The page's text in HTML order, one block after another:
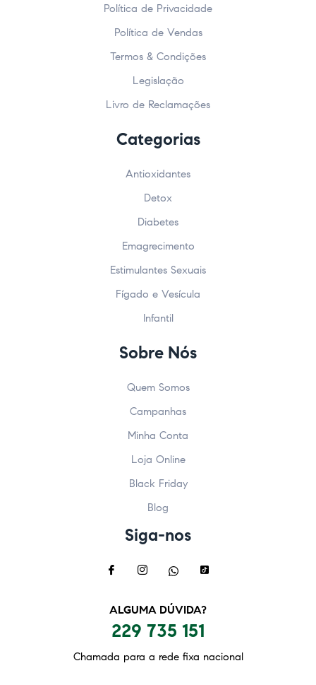
Política de Privacidade
Política de Vendas
Termos & Condições
Legislação
Livro de Reclamações
Categorias
Antioxidantes
Detox
Diabetes
Emagrecimento
Estimulantes Sexuais
Fígado e Vesícula
Infantil
Sobre Nós
Quem Somos
Campanhas
Minha Conta
Loja Online
Black Friday
Blog
Siga-nos
ALGUMA DÚVIDA?
229 735 151
Chamada para a rede fixa nacional